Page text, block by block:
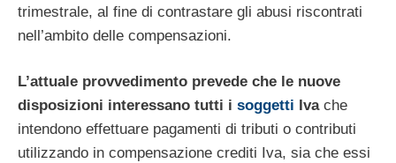
trimestrale, al fine di contrastare gli abusi riscontrati
nell’ambito delle compensazioni.
L’attuale provvedimento prevede che le nuove
disposizioni interessano tutti i soggetti Ivache
intendono effettuare pagamenti di tributi o contributi
utilizzando in compensazione crediti Iva, sia che essi